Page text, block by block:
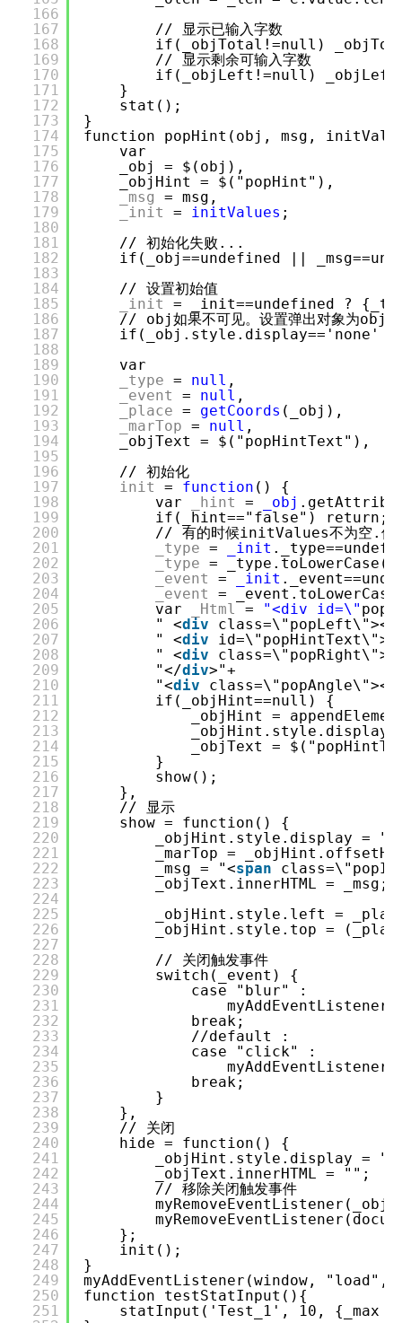
166
167
168
169
170
171
172
173
174
175
176
177
178
179
180
181
182
183
184
185
186
187
188
189
190
191
192
193
194
195
196
197
198
199
200
201
202
203
204
205
206
207
208
209
210
211
212
213
214
215
216
217
218
219
220
221
222
223
224
225
226
227
228
229
230
231
232
233
234
235
236
237
238
239
240
241
242
243
244
245
246
247
248
249
250
251
// 显示已输入字数
if(_objTotal!=null)
// 显示剩余可输入字数
if(_objLeft!=null)
}
stat();
}
function popHint(obj, msg,
var
_obj = $(obj),
_objHint = $("popHint"),
_msg
= msg,
_init
= initValues ;
// 初始化失败...
if(_obj==undefined ||
// 设置初始值
_init
= _init==undefined ?
// obj如果不可见。设置弹出对象为obj父
var
_type = null ,
_event
= null ,
_place = getCoords (_obj),
_marTop = null ,
_objText = $("popHintText"),
// 初始化
init
= function () {
var
_hint = _obj
if(_hint=="false") return;
// 有的时候initValues不为空.但
_type = _init
_type =
_event
= _init
_event
=
var
_Html = "<div id=\"
" <div class=\"popLeft\"></
" <div
" <div
"</div>"+
"<div class=\"popAngle\"><
if(_objHint==null) {
_objHint =
_objHint.style.display
_objText =
}
show();
},
// 显示
show = function() {
_objHint.style.display =
_marTop =
_msg = "<span
_objText.innerHTML = _msg;
_objHint.style.left =
_objHint.style.top =
// 关闭触发事件
switch(_event) {
case "blur" :
break;
//default :
case "click" :
break;
}
},
// 关闭
hide = function() {
_objHint.style.display =
_objText.innerHTML = "";
// 移除关闭触发事件
};
init();
}
myAddEventListener(window,
function testStatInput(){
statInput('Test_1', 10,